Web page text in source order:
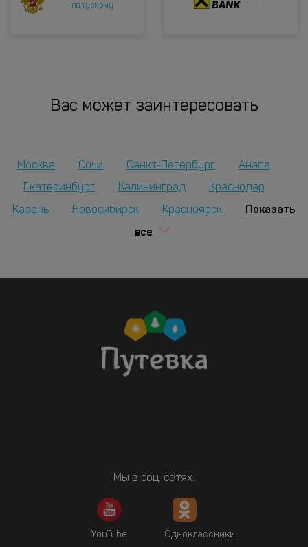
по туризму
Вас может заинтересовать
Москва Сочи Санкт-Петербург
Анапа
Екатеринбург
Калининград Краснодар
Казань Новосибирск Красноярск
Показать
все
Мы в соц. сетях:
YouTube Одноклассники